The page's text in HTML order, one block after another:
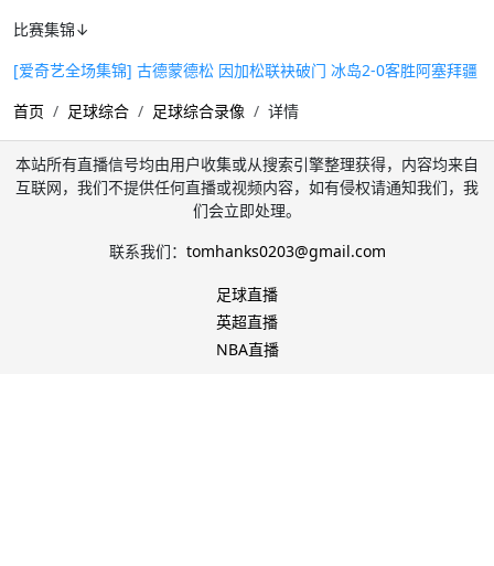
比赛集锦↓
[爱奇艺全场集锦] 古德蒙德松 因加松联袂破门 冰岛2-0客胜阿塞拜疆
首页
足球综合 足球综合录像 详情
本站所有直播信号均由用户收集或从搜索引擎整理获得，内容均来自
互联网，我们不提供任何直播或视频内容，如有侵权请通知我们，我
们会立即处理。
联系我们： tomhanks0203@gmail.com
足球直播
英超直播
NBA直播